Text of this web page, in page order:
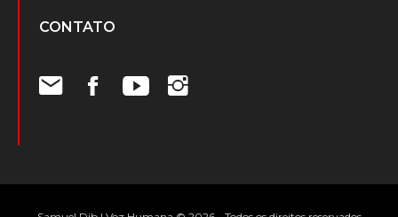
CONTATO